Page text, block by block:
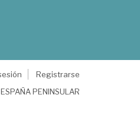
Registrarse
ESPAÑA PENINSULAR